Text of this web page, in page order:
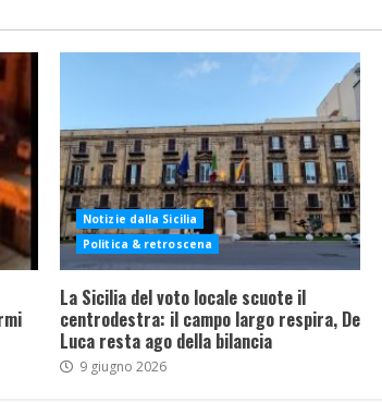
Notizie dalla Sicilia
Politica & retroscena
La Sicilia del voto locale scuote il
centrodestra: il campo largo respira, De
Luca resta ago della bilancia
9 giugno 2026